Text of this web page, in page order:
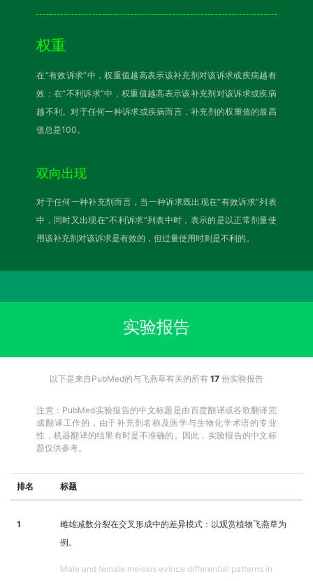
权重
在“有效诉求”中，权重值越高表示该补充剂对该诉求或疾病越有
效；在“不利诉求”中，权重值越高表示该补充剂对该诉求或疾病
越不利。对于任何一种诉求或疾病而言，补充剂的权重值的最高
值总是100。
双向出现
对于任何一种补充剂而言，当一种诉求既出现在“有效诉求”列表
中，同时又出现在“不利诉求”列表中时，表示的是以正常剂量使
用该补充剂对该诉求是有效的，但过量使用时则是不利的。
实验报告
以下是来自PubMed的与飞燕草有关的所有 17 份实验报告
注意：PubMed实验报告的中文标题是由百度翻译或谷歌翻译完
成翻译工作的，由于补充剂名称及医学与生物化学术语的专业
性，机器翻译的结果有时是不准确的。因此，实验报告的中文标
题仅供参考。
排名 标题
1
雌雄减数分裂在交叉形成中的差异模式：以观赏植物飞燕草为
例。
Male and female meiosis evince differential patterns in